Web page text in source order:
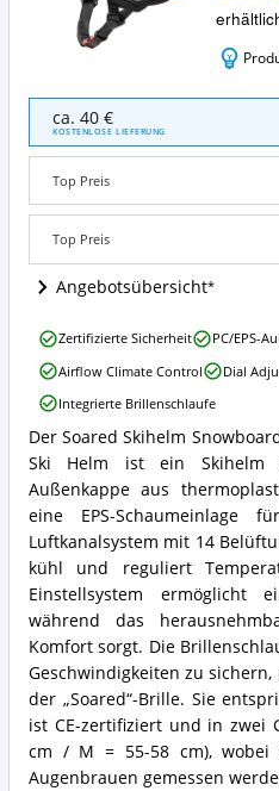
Skihelm
Snowboardhelm
Herren
Damen
Kinder
Helm
Angebote:
Wo
dieser
Kinder
Skihelm
erhältlich?
ca. 40 €
KOSTENLOSE LIEFERUNG
Top Preis
Top Preis
Angebotsübersicht
Soared
Skihelm
Snowboardhelm
Herren
Damen
Kinder
Ski
Helm
Zusammenfassung:
Was
bietet
dieser
Kinder
Skihelm?
Der Soared Skihelm
Ski Helm ist ein
Außenkappe aus
eine EPS-Schaumeinlage
Luftkanalsystem mit 14
kühl und reguliert
Einstellsystem ermöglicht
während das
Komfort sorgt. Die
Geschwindigkeiten zu
der „Soared“-Brille. Sie
ist CE-zertifiziert und in zwei
cm / M = 55-58 cm),
Augenbrauen gemessen
Soared
Skihelm
Snowboardhelm
Herren
Damen
Kinder
Ski
Helm
Vorteile:
Was
spricht
für
diesen
Kinder
Skihelm?
Zertifizierte Sicherheit
PC/EPS-
Airflow Climate Control
Dial
Integrierte Brillenschlaufe